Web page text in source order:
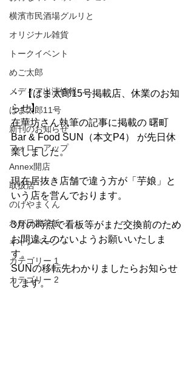
横濱市民酒場グルリと
オリジナル雑貨
トークイベント
めご太郎
メディア出演情報
はま太郎11号
新刊のお知らせ
フォローアップ
Annex開店
取扱店
のげやまくん
わが日常茶飯
キャンペーン
カテゴリー 1
カテゴリー 2
・ 【はま太郎15号掲載店、休業のお知
らせ】
在華坊さん執筆の記事に掲載の 曙町
Bar & Food SUN（本文P4） が先日休
業しました。
現在居抜き店舗で違う方が「芋娘」と
いう店を営んでおります。
3月の時点で看板等がまだ交換前のため
お間違えのないようお願いいたしま
す。
SUNの移転先わかりましたらお知らせ
します。